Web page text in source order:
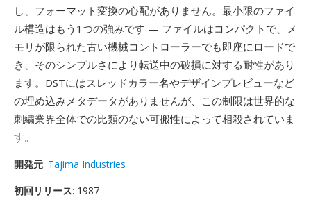
し、フォーマット変換の心配がありません。最小限のファイ
ル構造はもう1つの強みです — ファイルはコンパクトで、メ
モリが限られた古い機械コントローラーでも即座にロードで
き、そのシンプルさにより転送中の破損に対する耐性があり
ます。DSTにはスレッドカラー名やデザインプレビューなど
の埋め込みメタデータがありませんが、この制限は世界的な
刺繍業界全体での比類のない可搬性によって相殺されていま
す。
開発元: Tajima Industries
初回リリース: 1987